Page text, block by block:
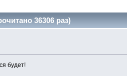
36306 раз)
будет!